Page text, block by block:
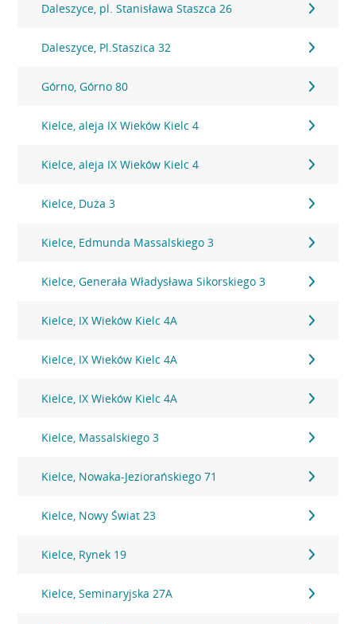
Daleszyce, pl. Stanisława Staszca 26
Daleszyce, Pl.Staszica 32
Górno, Górno 80
Kielce, aleja IX Wieków Kielc 4
Kielce, aleja IX Wieków Kielc 4
Kielce, Duża 3
Kielce, Edmunda Massalskiego 3
Kielce, Generała Władysława Sikorskiego 3
Kielce, IX Wieków Kielc 4A
Kielce, IX Wieków Kielc 4A
Kielce, IX Wieków Kielc 4A
Kielce, Massalskiego 3
Kielce, Nowaka-Jeziorańskiego 71
Kielce, Nowy Świat 23
Kielce, Rynek 19
Kielce, Seminaryjska 27A